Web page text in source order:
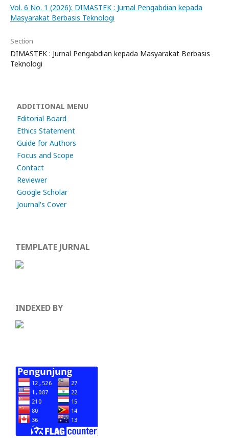
Vol. 6 No. 1 (2026): DIMASTEK : Jurnal Pengabdian kepada
Masyarakat Berbasis Teknologi
Section
DIMASTEK : Jurnal Pengabdian kepada Masyarakat Berbasis
Teknologi
ADDITIONAL MENU
Editorial Board
Ethics Statement
Guide for Authors
Focus and Scope
Contact
Reviewer
Google Scholar
Journal's Cover
TEMPLATE JURNAL
INDEXED BY